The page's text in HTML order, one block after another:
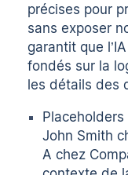
précises pour
sans exposer
garantit que
fondés sur la
les détails des
John Smith
A chez